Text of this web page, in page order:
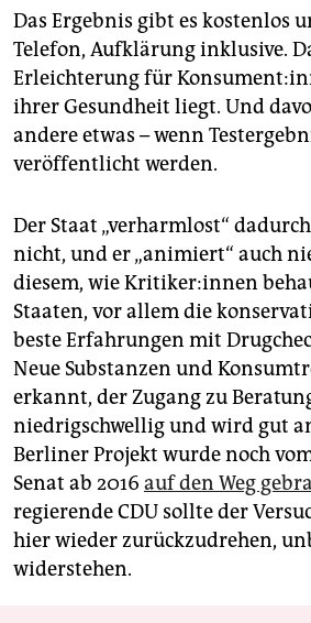
Das Ergebnis gibt es kostenlos
Telefon, Aufklärung inklusive.
Erleichterung für
ihrer Gesundheit liegt. Und
andere etwas – wenn
veröffentlicht werden.
Der Staat „verharmlost“
nicht, und er „animiert“ auch
diesem, wie Kri­ti­ke­r:in­nen
Staaten, vor allem die
beste Erfahrungen mit
Neue Substanzen und
erkannt, der Zugang zu
niedrigschwellig und wird gut
Berliner Projekt wurde noch
Senat ab 2016 auf den Weg
regierende CDU sollte der
hier wieder zurückzudrehen,
widerstehen.